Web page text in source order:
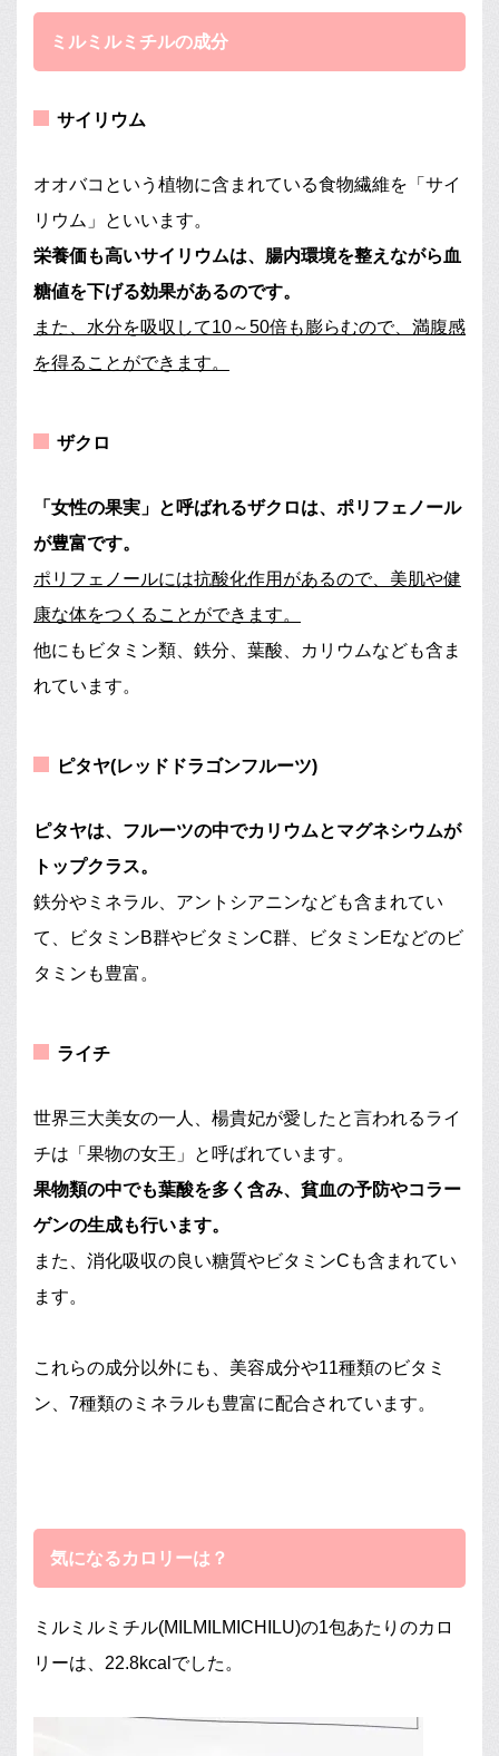
ミルミルミチルの成分
サイリウム
オオバコという植物に含まれている食物繊維を「サイ
リウム」といいます。
栄養価も高いサイリウムは、腸内環境を整えながら血
糖値を下げる効果があるのです。
また、水分を吸収して10～50倍も膨らむので、満腹感
を得ることができます。
ザクロ
「女性の果実」と呼ばれるザクロは、ポリフェノール
が豊富です。
ポリフェノールには抗酸化作用があるので、美肌や健
康な体をつくることができます。
他にもビタミン類、鉄分、葉酸、カリウムなども含ま
れています。
ピタヤ(レッドドラゴンフルーツ)
ピタヤは、フルーツの中でカリウムとマグネシウムが
トップクラス。
鉄分やミネラル、アントシアニンなども含まれてい
て、ビタミンB群やビタミンC群、ビタミンEなどのビ
タミンも豊富。
ライチ
世界三大美女の一人、楊貴妃が愛したと言われるライ
チは「果物の女王」と呼ばれています。
果物類の中でも葉酸を多く含み、貧血の予防やコラー
ゲンの生成も行います。
また、消化吸収の良い糖質やビタミンCも含まれてい
ます。
これらの成分以外にも、美容成分や11種類のビタミ
ン、7種類のミネラルも豊富に配合されています。
気になるカロリーは？
ミルミルミチル(MILMILMICHILU)の1包あたりのカロ
リーは、22.8kcalでした。